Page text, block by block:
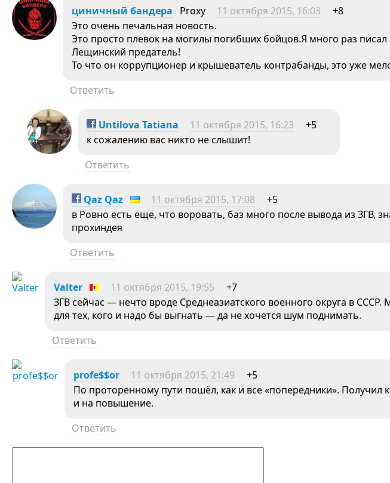
циничный бандера Proxy 11 октября 2015, 16:03
+8
Это очень печальная новость.
Это просто плевок на могилы погибших бойцов.Я много раз
Лещинский предатель!
То что он коррупционер и крышеватель контрабанды, это уже
Ответить
Untilova Tatiana 11 октября 2015, 16:23
+5
к сожалению вас никто не слышит!
Ответить
Qaz Qaz 11 октября 2015, 17:08
+5
в Ровно есть ещё, что воровать, баз много после вывода из ЗГВ,
прохиндея
Ответить
Valter 11 октября 2015, 19:55
+7
ЗГВ сейчас — нечто вроде Среднеазиатского военного округа в СССР.
для тех, кого и надо бы выгнать — да не хочется шум поднимать.
Ответить
profe$$or 11 октября 2015, 21:49
+5
По проторенному пути пошёл, как и все «попередники». Получил
и на повышение.
Ответить